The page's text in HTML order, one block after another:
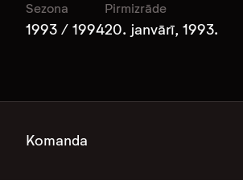
Sezona
1993 / 1994
Pirmizrāde
20. janvārī, 1993.
Komanda